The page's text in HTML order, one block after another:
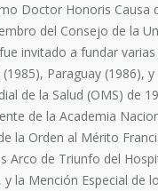
Doctor Honoris Causa
del Consejo de la
invitado a fundar
(1985), Paraguay (1986),
de la Salud (OMS) de
de la Academia
la Orden al Mérito
Arco de Triunfo del
y la Mención Especial de